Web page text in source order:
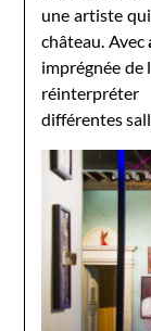
une artiste
château. Avec
imprégnée de
différentes